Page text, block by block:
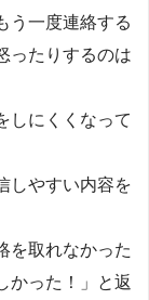
う一度連絡する
ったりするのは
しにくくなって
しやすい内容を
を取れなかった
かった！」と返